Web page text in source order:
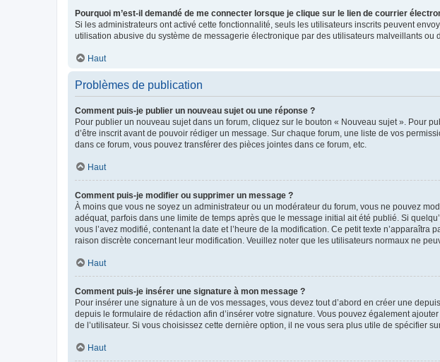
Pourquoi m’est-il demandé de me connecter lorsque je clique sur le lien de courrier
Si les administrateurs ont activé cette fonctionnalité, seuls les utilisateurs inscrits peuvent
utilisation abusive du système de messagerie électronique par des utilisateurs malveillants ou
Haut
Problèmes de publication
Comment puis-je publier un nouveau sujet ou une réponse ?
Pour publier un nouveau sujet dans un forum, cliquez sur le bouton « Nouveau sujet ». Pour
d’être inscrit avant de pouvoir rédiger un message. Sur chaque forum, une liste de vos
dans ce forum, vous pouvez transférer des pièces jointes dans ce forum, etc.
Haut
Comment puis-je modifier ou supprimer un message ?
À moins que vous ne soyez un administrateur ou un modérateur du forum, vous ne pouvez
adéquat, parfois dans une limite de temps après que le message initial ait été publié. Si
vous l’avez modifié, contenant la date et l’heure de la modification. Ce petit texte
raison discrète concernant leur modification. Veuillez noter que les utilisateurs normaux ne
Haut
Comment puis-je insérer une signature à mon message ?
Pour insérer une signature à un de vos messages, vous devez tout d’abord en créer une
depuis le formulaire de rédaction afin d’insérer votre signature. Vous pouvez également
de l’utilisateur. Si vous choisissez cette dernière option, il ne vous sera plus utile de spécifier
Haut